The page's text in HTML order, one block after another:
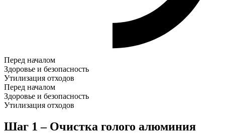
Перед началом
Здоровье и безопасность
Утилизация отходов
Перед началом
Здоровье и безопасность
Утилизация отходов
Шаг 1 – Очистка голого алюминия